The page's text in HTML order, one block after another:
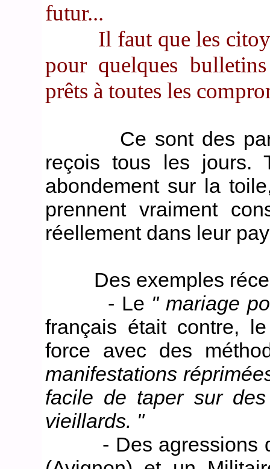
futur...
Il faut que les
pour quelques
prêts à toutes les
Ce sont des
reçois tous les jours.
abondement sur la
prennent vraiment
réellement dans leur
Des exemples
- Le " mariage
français était contre,
force avec des
manifestations
facile de taper sur
vieillards. "
- Des agressions